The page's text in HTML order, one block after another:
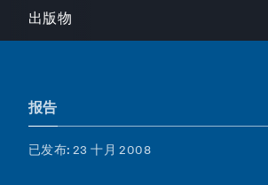
出版物
报告
已发布: 23 十月 2008